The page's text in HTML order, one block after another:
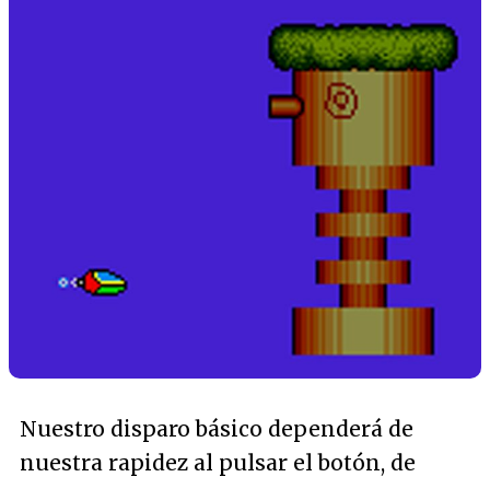
Nuestro disparo básico dependerá de
nuestra rapidez al pulsar el botón, de